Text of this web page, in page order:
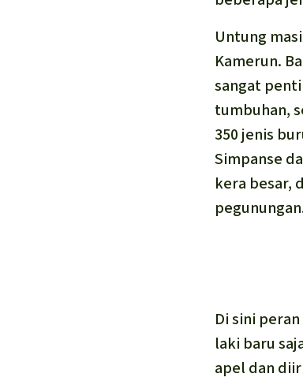
Untung
Kamerun.
sangat
tumbuhan,
350 jenis
Simpanse
kera besar,
Di sini
laki baru
apel dan